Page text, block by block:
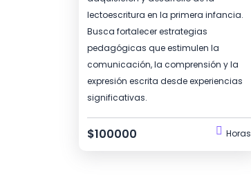
lectoescritura en la primera infancia.
Busca fortalecer estrategias
pedagógicas que estimulen la
comunicación, la comprensión y la
expresión escrita desde experiencias
significativas.
$100000 Horas